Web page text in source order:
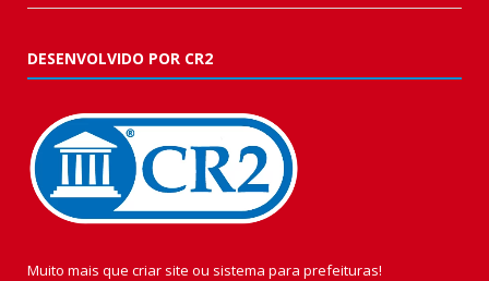
DESENVOLVIDO POR CR2
Muito mais que criar site ou sistema para prefeituras!